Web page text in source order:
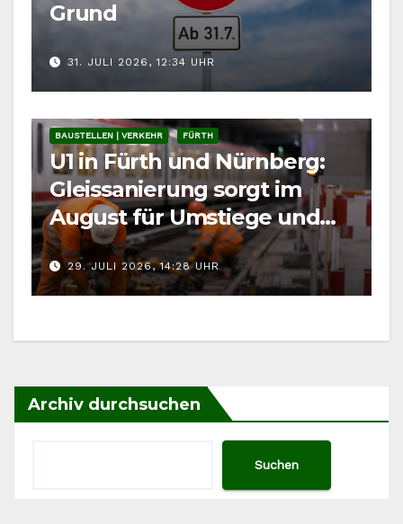
Grund
31. JULI 2026, 12:34 UHR
BAUSTELLEN | VERKEHR FÜRTH
U1 in Fürth und Nürnberg:
Gleissanierung sorgt im
August für Umstiege und
längere Wege
29. JULI 2026, 14:28 UHR
Archiv durchsuchen
Suchen